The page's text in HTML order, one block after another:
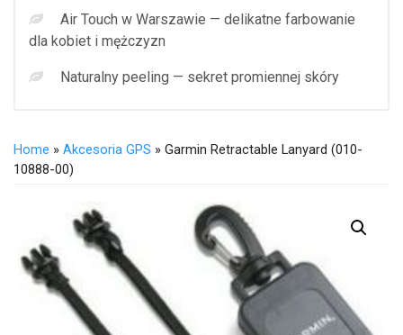
Air Touch w Warszawie — delikatne farbowanie
dla kobiet i mężczyzn
Naturalny peeling — sekret promiennej skóry
Home » Akcesoria GPS » Garmin Retractable Lanyard (010-
10888-00)